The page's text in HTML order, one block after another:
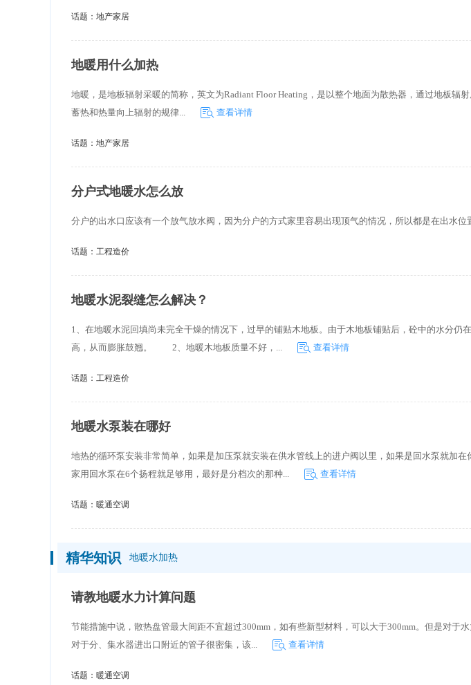
话题： 地产家居
地暖用什么加热
地暖，是地板辐射采暖的简称，英文为Radiant Floor Heating，是以整个地面为散热器，通过地板辐
蓄热和热量向上辐射的规律...
查看详情
话题： 地产家居
分户式地暖水怎么放
分户的出水口应该有一个放气放水阀，因为分户的方式家里容易出现顶气的情况，所以都是在出水位
话题： 工程造价
地暖水泥裂缝怎么解决？
1、在地暖水泥回填尚未完全干燥的情况下，过早的铺贴木地板。由于木地板铺贴后，砼中的水分仍
高，从而膨胀鼓翘。 2、地暖木地板质量不好，...
查看详情
话题： 工程造价
地暖水泵装在哪好
地热的循环泵安装非常简单，如果是加压泵就安装在供水管线上的进户阀以里，如果是回水泵就加
家用回水泵在6个扬程就足够用，最好是分档次的那种...
查看详情
话题： 暖通空调
精华知识 地暖水加热
请教地暖水力计算问题
节能措施中说，散热盘管最大间距不宜超过300mm，如有些新型材料，可以大于300mm。但是对于
对于分、集水器进出口附近的管子很密集，该...
查看详情
话题： 暖通空调